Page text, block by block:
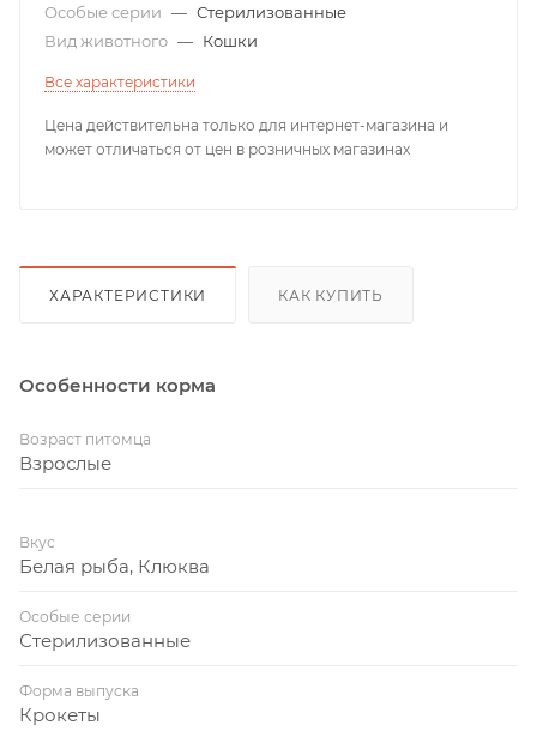
Особые серии — Стерилизованные
Вид животного — Кошки
Все характеристики
Цена действительна только для интернет-магазина и
может отличаться от цен в розничных магазинах
ХАРАКТЕРИСТИКИ КАК КУПИТЬ
Особенности корма
Возраст питомца
Взрослые
Вкус
Белая рыба, Клюква
Особые серии
Стерилизованные
Форма выпуска
Крокеты